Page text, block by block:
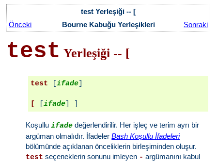
test Yerleşiği -- [
Önceki
Bourne Kabuğu Yerleşikleri Sonraki
test Yerleşiği -- [
test ifade]
[ ifade
Koşulluifade değerlendirilir. Her işleç ve terim ayrı bir
argüman olmalıdır. İfadelerBash Koşullu İfadeleri
bölümünde açıklanan önceliklerin birleşiminden oluşur.
test seçeneklerin sonunu imleyen - argümanını kabul